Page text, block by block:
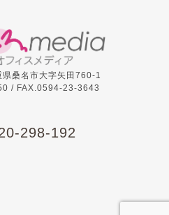
桑名市大字矢田760-1
/ FAX.0594-23-3643
298-192